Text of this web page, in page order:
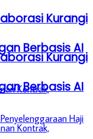
Kurangi
Berbasis AI
Kurangi
Berbasis AI